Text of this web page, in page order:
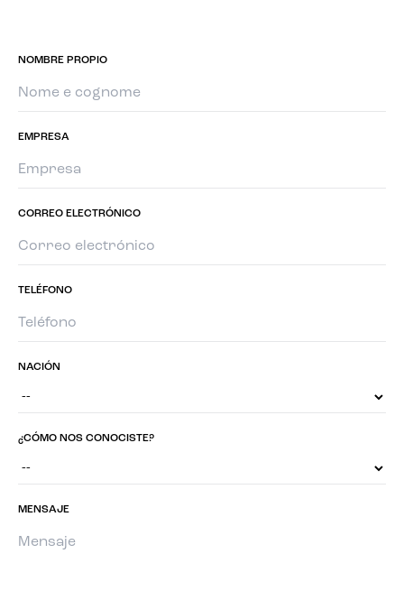
NOMBRE PROPIO
EMPRESA
CORREO ELECTRÓNICO
TELÉFONO
NACIÓN
¿CÓMO NOS CONOCISTE?
MENSAJE